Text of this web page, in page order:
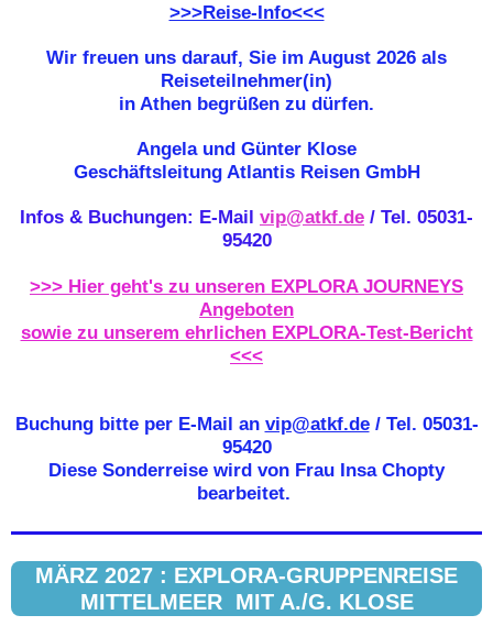
>>>Reise-Info<<<
Wir freuen uns darauf, Sie im August 2026 als
Reiseteilnehmer(in)
in Athen begrüßen zu dürfen.
Angela und Günter Klose
Geschäftsleitung Atlantis Reisen GmbH
Infos & Buchungen: E-Mail vip@atkf.de / Tel. 05031-
95420
>>> Hier geht's zu unseren EXPLORA JOURNEYS
Angeboten
sowie zu unserem ehrlichen EXPLORA-Test-Bericht
<<<
Buchung bitte per E-Mail an vip@atkf.de/ Tel. 05031-
95420
Diese Sonderreise wird von Frau Insa Chopty
bearbeitet.
MÄRZ 2027 : EXPLORA-GRUPPENREISE
MITTELMEER MIT A./G. KLOSE